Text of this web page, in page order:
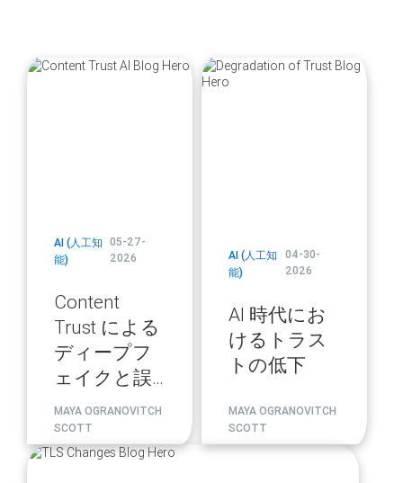
blog
AI (人工知
能)
05-27-
2026
Content
Trust による
ディープフ
ェイクと誤
情報への対
策
MAYA OGRANOVITCH
SCOTT
blog
url
AI (人工知
能)
04-30-
2026
AI 時代にお
けるトラス
トの低下
MAYA OGRANOVITCH
SCOTT
blog